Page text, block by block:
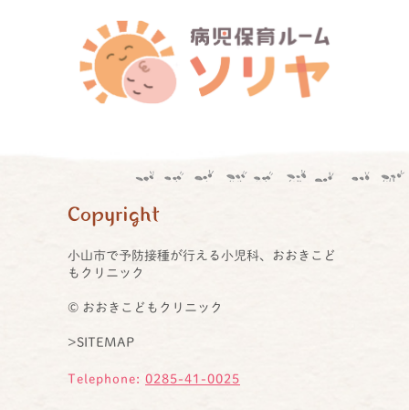
Copyright
小山市で予防接種が行える小児科、おおきこど
もクリニック
© おおきこどもクリニック
>SITEMAP
Telephone: 0285-41-0025